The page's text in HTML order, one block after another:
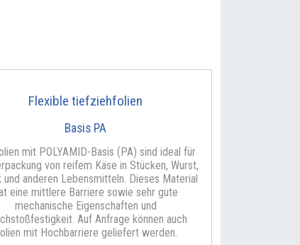
Flexible tiefziehfolien
Basis PA
mit POLYAMID-Basis (PA) sind ideal für
von reifem Käse in Stücken, Wurst,
und anderen Lebensmitteln. Dieses Material
eine mittlere Barriere sowie sehr gute
mechanische Eigenschaften und
Auf Anfrage können auch
mit Hochbarriere geliefert werden.